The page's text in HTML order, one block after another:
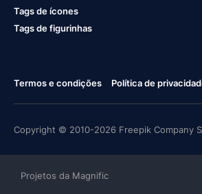
Tags de ícones
Tags de figurinhas
Termos e condições Política de
Copyright © 2010-2026 Freepik Company
Projetos da Magnific